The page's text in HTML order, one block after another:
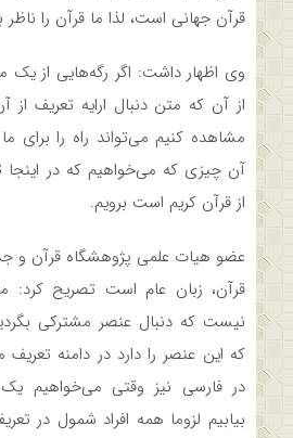
قرآن جهانی است، لذا ما قرآن را
وی اظهار داشت: اگر رگه‌هایی از یک
از آن که متن دنبال ارایه تعریف از
مشاهده کنیم می‌تواند راه را برای
آن چیزی که می‌خواهیم که در اینجا
از قرآن کریم است برویم.
عضو هیات علمی پژوهشگاه قرآن و
قرآن، زبان عام است تصریح کرد: ما
نیست که دنبال عنصر مشترکی
که این عنصر را دارد در دامنه
در فارسی نیز وقتی می‌خواهیم
بیابیم لزوما همه افراد شمول در